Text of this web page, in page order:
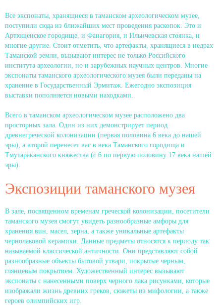
Все экспонаты, хранящиеся в таманском археологическом музее,
поступили сюда из ближайших мест проведения раскопок. Это и
Артющенское городище, и Фанагория, и Ильичевская стоянка, и
многие другие. Стоит отметить, что артефакты, хранящиеся в недрах
Таманской земли, вызывают интерес не только Российского
института археологии, но и зарубежных научных центров. Многие
экспонаты таманского археологического музея были переданы на
хранение в Государственный Эрмитаж. Ежегодно экспозиция
выставки пополняется новыми находками.
Всего в таманском археологическом музее расположено два
просторных зала. Один из них демонстрирует период
древнегреческой колонизации (первая половина 6 века до нашей
эры), а второй перенесет вас в века Таманского городища и
Тмутараканского княжества (с 6 по первую половину 17 века нашей
эры).
Экспозиции таманского музея
В зале, посвященном временам греческой колонизации, посетители
таманского музея смогут увидеть разнообразные амфоры для
хранения вин, масел, зерна, а также уникальные артефакты
чернолаковой керамики. Данные предметы относятся к периоду так
называемой классической античности. Они представляют собой
разнообразные объекты бытовой утвари, покрытые черным,
глянцевым покрытием. Художественный интерес вызывают
экспонаты с нанесенными поверх черного лака рисунками, которые
изображали жизнь древних греков, сюжеты из мифологии, а также
героев олимпийских игр.